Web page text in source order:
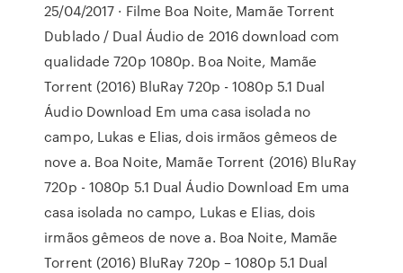
25/04/2017 · Filme Boa Noite, Mamãe Torrent
Dublado / Dual Áudio de 2016 download com
qualidade 720p 1080p. Boa Noite, Mamãe
Torrent (2016) BluRay 720p - 1080p 5.1 Dual
Áudio Download Em uma casa isolada no
campo, Lukas e Elias, dois irmãos gêmeos de
nove a. Boa Noite, Mamãe Torrent (2016) BluRay
720p - 1080p 5.1 Dual Áudio Download Em uma
casa isolada no campo, Lukas e Elias, dois
irmãos gêmeos de nove a. Boa Noite, Mamãe
Torrent (2016) BluRay 720p – 1080p 5.1 Dual